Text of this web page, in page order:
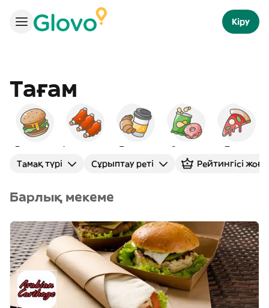
Кіру
Тағам
Бургерлер Америкалық Таңғы ас Снэктер Пицца
Тамақ түрі Сұрыптау реті Рейтингісі
Барлық мекеме